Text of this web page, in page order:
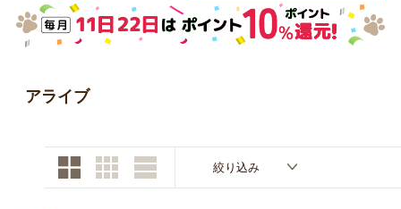
美容・ケア用品 服・おさんぽ用品
日用品（デイリー）
トリマーグッズ
商品リクエスト
お問い合わせ
アライブ
絞り込み